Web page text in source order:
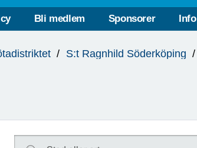
Bli medlem Sponsorer Info
S:t Ragnhild Söderköping